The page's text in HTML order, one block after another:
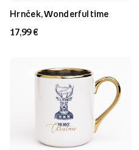
Hrnček, Wonderful time
17,99 €